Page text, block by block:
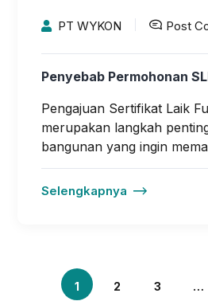
PT WYKON Post
Penyebab Permohonan
Pengajuan Sertifikat Laik
merupakan langkah
bangunan yang ingin
Selengkapnya
1 2 3 …